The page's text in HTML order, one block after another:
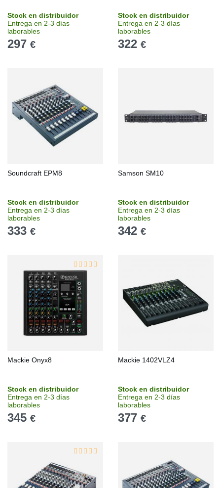
Stock en distribuidor
Entrega en 2-3 días
laborables
297 €
Stock en distribuidor
Entrega en 2-3 días
laborables
322 €
Soundcraft EPM8
Stock en distribuidor
Entrega en 2-3 días
laborables
333 €
Samson SM10
Stock en distribuidor
Entrega en 2-3 días
laborables
342 €
Mackie Onyx8
Stock en distribuidor
Entrega en 2-3 días
laborables
345 €
Mackie 1402VLZ4
Stock en distribuidor
Entrega en 2-3 días
laborables
377 €